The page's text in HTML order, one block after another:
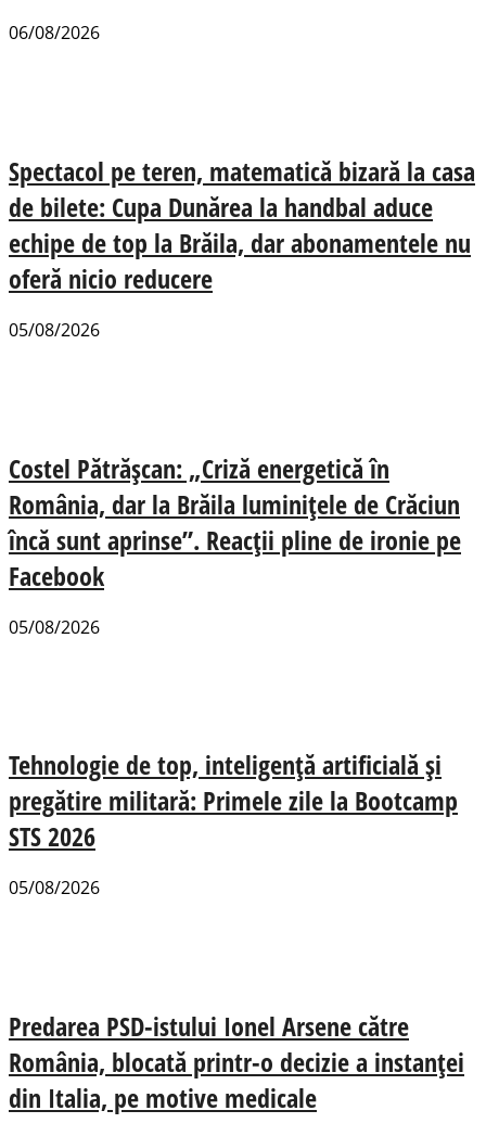
06/08/2026
Spectacol pe teren, matematică bizară la casa
de bilete: Cupa Dunărea la handbal aduce
echipe de top la Brăila, dar abonamentele nu
oferă nicio reducere
05/08/2026
Costel Pătrășcan: „Criză energetică în
România, dar la Brăila luminițele de Crăciun
încă sunt aprinse”. Reacții pline de ironie pe
Facebook
05/08/2026
Tehnologie de top, inteligență artificială și
pregătire militară: Primele zile la Bootcamp
STS 2026
05/08/2026
Predarea PSD-istului Ionel Arsene către
România, blocată printr-o decizie a instanței
din Italia, pe motive medicale